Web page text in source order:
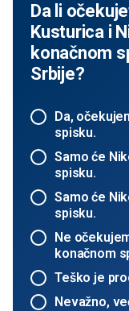
Da li
Kusturica i
konačnom
Srbije?
Da,
spisku.
Samo će
spisku.
Samo će
spisku.
Ne
konačnom
Teško je
Nevažno,